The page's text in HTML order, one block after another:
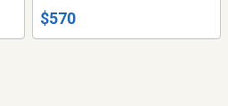
immeuble non fumeur, aucun
$570